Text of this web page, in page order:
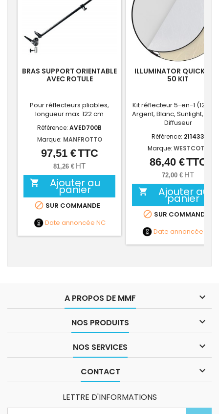
BRAS SUPPORT ORIENTABLE
AVEC ROTULE
Pour réflecteurs pliables,
longueur max. 122 cm
Référence: AVED700B
Marque: MANFROTTO
Prix
97,51 €TTC
81,26 € HT
 Ajouter au
panier
 SUR COMMANDE
Date annoncée NC
ILLUMINATOR
50 KIT
Kit réflecteur 5-en-1 (127
Argent, Blanc, Sunlight, Noir
Diffuseur
Référence: 211433
Marque: WESTCOTT
Prix
86,40 €TTC
72,00 € HT
 Ajouter au
panier
 SUR COMMANDE
Date annoncée
A PROPOS DE MMF 
NOS PRODUITS 
NOS SERVICES 
CONTACT 
LETTRE D'INFORMATIONS